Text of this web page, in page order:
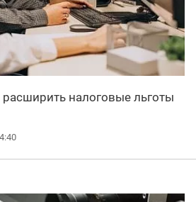
налоговые льготы